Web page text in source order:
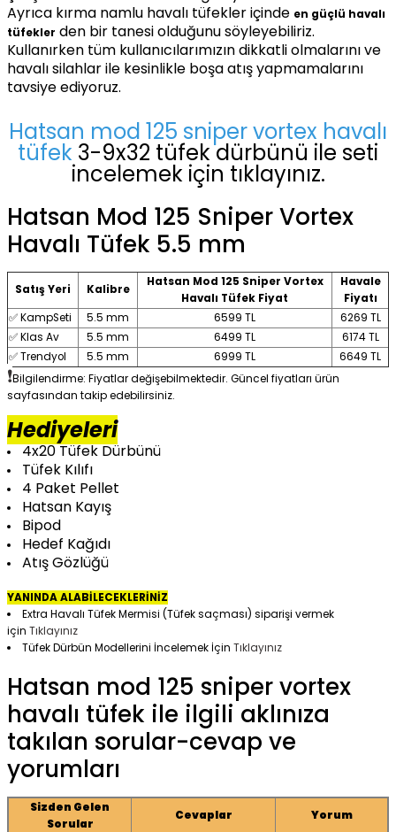
PEŞIN FIYATINA 9 TAKSIT5.0 Puan - 3 Yorumlar
Premium Set Hatsan Factor Sniper Long PCP Havalı Tüfek
SEPETE EKLE
Ayrıca kırma namlu havalı tüfekler içinde en güçlü havalı
tüfekler den bir tanesi olduğunu söyleyebiliriz.
Kullanırken tüm kullanıcılarımızın dikkatli olmalarını ve
havalı silahlar ile kesinlikle boşa atış yapmamalarını
tavsiye ediyoruz.
Hatsan mod 125 sniper vortex havalı
tüfek 3-9x32 tüfek dürbünü ile seti
incelemek için tıklayınız.
Hatsan Mod 125 Sniper Vortex
Havalı Tüfek 5.5 mm
Satış Yeri Kalibre
Hatsan Mod 125 Sniper Vortex
Havalı Tüfek Fiyat
Havale
Fiyatı
✅ KampSeti
5.5 mm 6599 TL
6269 TL
✅ Klas Av
5.5 mm 6499 TL
6174 TL
✅ Trendyol
5.5 mm 6999 TL 6649 TL
❗️Bilgilendirme: Fiyatlar değişebilmektedir. Güncel fiyatları ürün
sayfasından takip edebilirsiniz.
Hediyeleri
4x20 Tüfek Dürbünü
Tüfek Kılıfı
4 Paket Pellet
Hatsan Kayış
Bipod
Hedef Kağıdı
Atış Gözlüğü
YANINDA ALABİLECEKLERİNİZ
Extra Havalı Tüfek Mermisi (Tüfek saçması) siparişi vermek
için Tıklayınız
Tüfek Dürbün Modellerini İncelemek İçin Tıklayınız
Hatsan mod 125 sniper vortex
havalı tüfek ile ilgili aklınıza
takılan sorular-cevap ve
yorumları
Sizden Gelen
Sorular
Cevaplar Yorum